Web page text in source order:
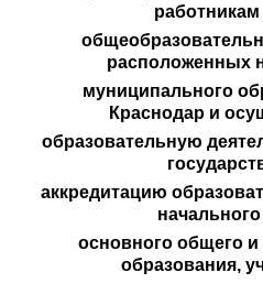
расположенных
муниципального
Краснодар и
образовательную
аккредитацию
основного общего
образования,